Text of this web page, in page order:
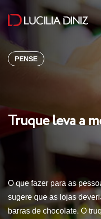
PENSE
Truque leva a
O que fazer para as
sugere que as lojas
barras de chocolate. O